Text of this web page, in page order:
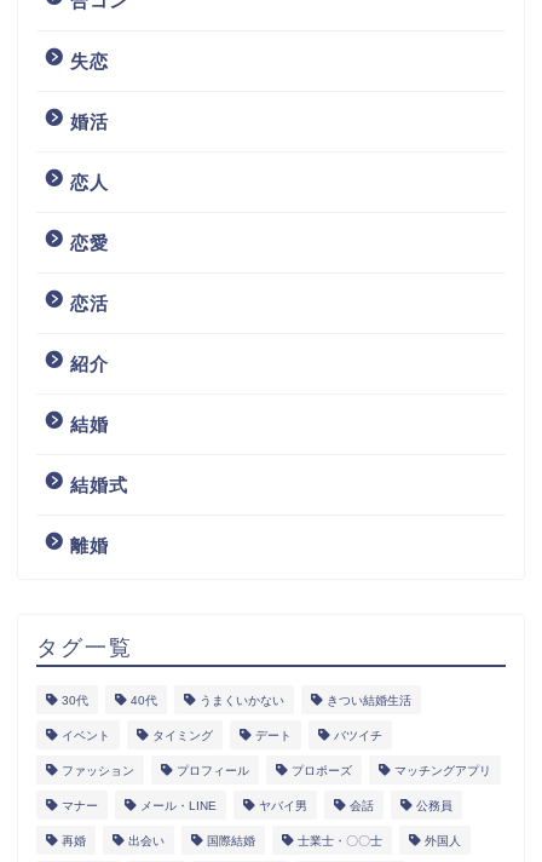
失恋
婚活
恋人
恋愛
恋活
紹介
結婚
結婚式
離婚
タグ一覧
30代 40代 うまくいかない きつい結婚生活
イベント タイミング デート バツイチ
ファッション プロフィール プロポーズ マッチングアプリ
マナー メール・LINE ヤバイ男 会話 公務員
再婚 出会い 国際結婚 士業士・〇〇士 外国人